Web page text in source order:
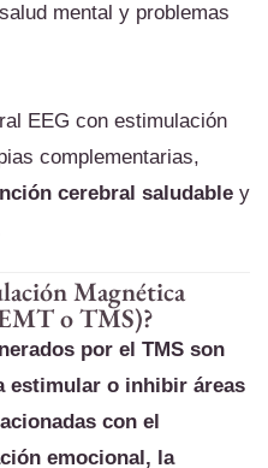
mental y problemas
EEG con estimulación
complementarias,
cerebral saludable y
Magnética
o TMS)?
por el TMS son
estimular o inhibir áreas
con el
emocional, la